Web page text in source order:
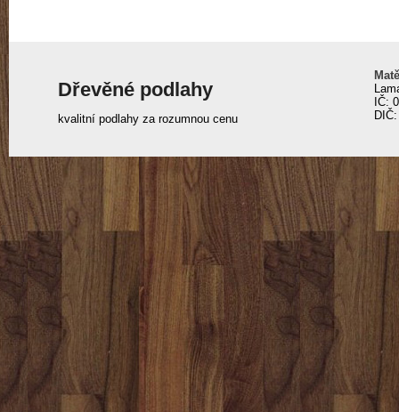
Dřevěné podlahy
kvalitní podlahy za rozumnou cenu
IČ: